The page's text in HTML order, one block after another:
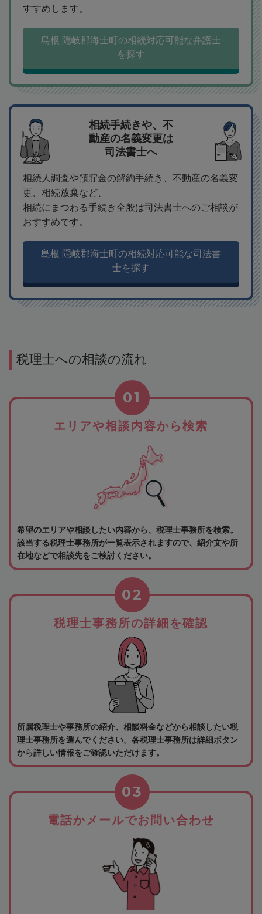
すすめします。
島根 隠岐郡海士町の相続対応可能な弁護士
を探す
相続手続きや、不
動産の名義変更は
司法書士へ
相続人調査や預貯金の解約手続き、不動産の名義変
更、相続放棄など、
相続にまつわる手続き全般は司法書士へのご相談が
おすすめです。
島根 隠岐郡海士町の相続対応可能な司法書
士を探す
税理士への相談の流れ
エリアや相談内容から検索
01
希望のエリアや相談したい内容から、税理士事務所を検索。
該当する税理士事務所が一覧表示されますので、紹介文や所
在地などで相談先をご検討ください。
税理士事務所の詳細を確認
02
所属税理士や事務所の紹介、相談料金などから相談したい税
理士事務所を選んでください。各税理士事務所は詳細ボタン
から詳しい情報をご確認いただけます。
電話かメールでお問い合わせ
03